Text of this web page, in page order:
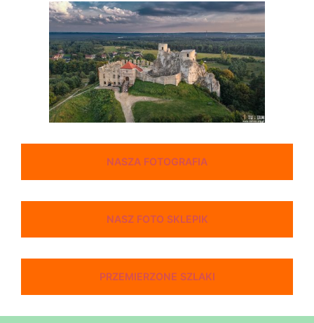
NASZA FOTOGRAFIA
NASZ FOTO SKLEPIK
PRZEMIERZONE SZLAKI